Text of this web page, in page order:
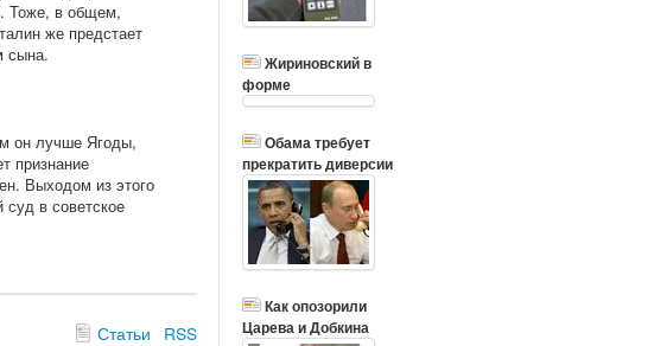
Тоже, в общем,
же предстает
сына.
он лучше Ягоды,
признание
Выходом из этого
в советское
Статьи RSS
Жириновский в
форме
Обама требует
прекратить диверсии
Как опозорили
Царева и Добкина